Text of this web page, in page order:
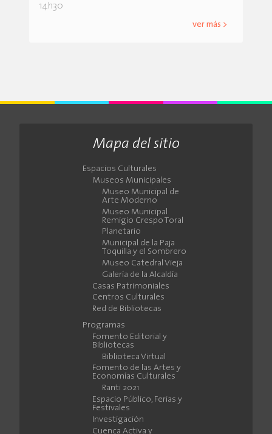
14h30
ver más >
Mapa del sitio
Espacios Culturales
Museos Municipales
Museo Municipal de
Arte Moderno
Museo Municipal
Remigio Crespo Toral
Planetario
Municipal de la Paja
Toquilla y el Sombrero
Museo Catedral Vieja
Galería de la Alcaldía
Casas Patrimoniales
Centros Culturales
Red de Bibliotecas
Programas
Fomento Editorial y
Bibliotecas
Biblioteca Virtual
Fomento de las Artes y
Economías Culturales
Ranti 2021
Espacio Público, Ferias y
Festivales
Investigación
Cuenca Activa y